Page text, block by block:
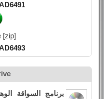
[zip]
برنامج السواقة